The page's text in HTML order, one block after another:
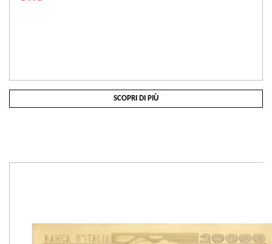
SCOPRI DI PIÙ